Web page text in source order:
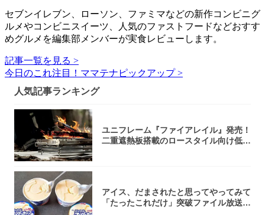
セブンイレブン、ローソン、ファミマなどの新作コンビニグ
ルメやコンビニスイーツ、人気のファストフードなどおすす
めグルメを編集部メンバーが実食レビューします。
記事一覧を見る >
今日のこれ注目！ママテナピックアップ >
人気記事ランキング
ユニフレーム『ファイアレイル』発売！
二重遮熱板搭載のロースタイル向け低型
アイス、だまされたと思ってやってみて
「たったこれだけ」突破ファイル放送で